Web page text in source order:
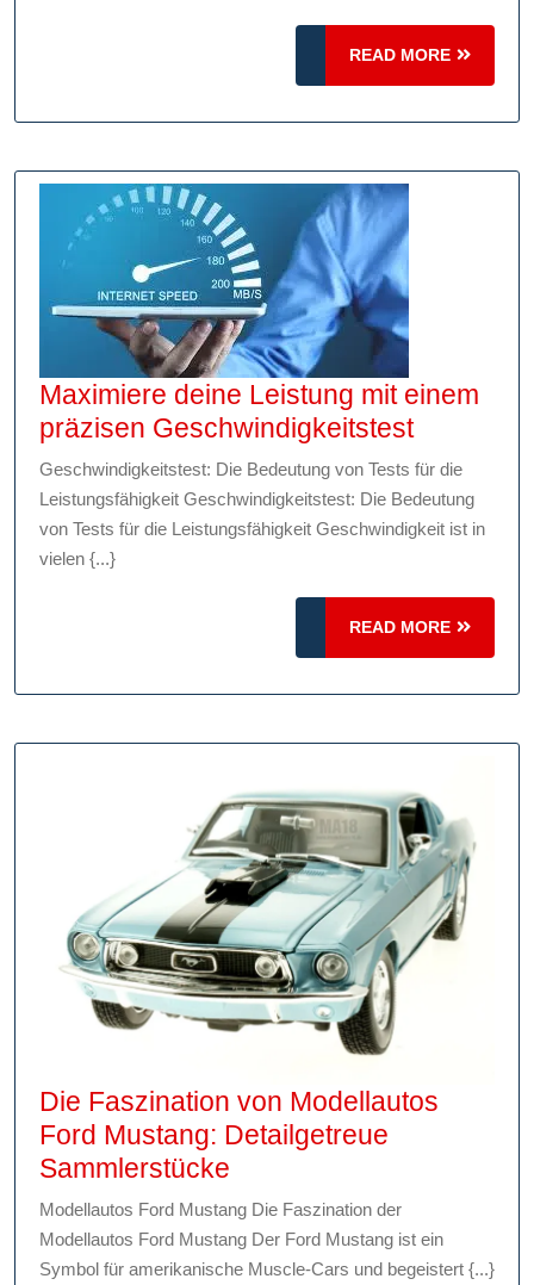
Miniaturen
Leidenschaft
READ MORE
READ
MORE
Maximiere deine Leistung mit einem
präzisen Geschwindigkeitstest
deine
Leistung
mit
präzisen
Geschwindigkeitstest: Die Bedeutung von Tests für die
Leistungsfähigkeit Geschwindigkeitstest: Die Bedeutung
von Tests für die Leistungsfähigkeit Geschwindigkeit ist in
vielen {...}
READ MORE
READ
MORE
Die Faszination von Modellautos
Ford Mustang: Detailgetreue
Sammlerstücke
Faszination
von
Modellautos
Modellautos Ford Mustang Die Faszination der
Modellautos Ford Mustang Der Ford Mustang ist ein
Symbol für amerikanische Muscle-Cars und begeistert {...}